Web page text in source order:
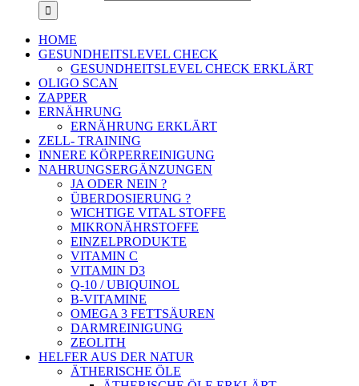
HOME
GESUNDHEITSLEVEL CHECK
GESUNDHEITSLEVEL CHECK ERKLÄRT
OLIGO SCAN
ZAPPER
ERNÄHRUNG
ERNÄHRUNG ERKLÄRT
ZELL- TRAINING
INNERE KÖRPERREINIGUNG
NAHRUNGSERGÄNZUNGEN
JA ODER NEIN ?
ÜBERDOSIERUNG ?
WICHTIGE VITAL STOFFE
MIKRONÄHRSTOFFE
EINZELPRODUKTE
VITAMIN C
VITAMIN D3
Q-10 / UBIQUINOL
B-VITAMINE
OMEGA 3 FETTSÄUREN
DARMREINIGUNG
ZEOLITH
HELFER AUS DER NATUR
ÄTHERISCHE ÖLE